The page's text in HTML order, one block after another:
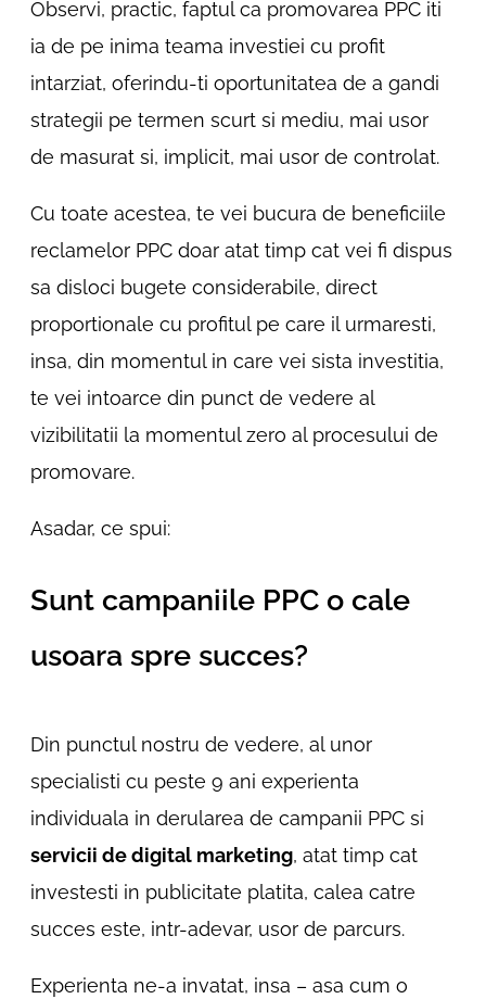
Observi, practic, faptul ca promovarea PPC iti
ia de pe inima teama investiei cu profit
intarziat, oferindu-ti oportunitatea de a gandi
strategii pe termen scurt si mediu, mai usor
de masurat si, implicit, mai usor de controlat.
Cu toate acestea, te vei bucura de beneficiile
reclamelor PPC doar atat timp cat vei fi dispus
sa disloci bugete considerabile, direct
proportionale cu profitul pe care il urmaresti,
insa, din momentul in care vei sista investitia,
te vei intoarce din punct de vedere al
vizibilitatii la momentul zero al procesului de
promovare.
Asadar, ce spui:
Sunt campaniile PPC o cale
usoara spre succes?
Din punctul nostru de vedere, al unor
specialisti cu peste 9 ani experienta
individuala in derularea de campanii PPC si
servicii de digital marketing, atat timp cat
investesti in publicitate platita, calea catre
succes este, intr-adevar, usor de parcurs.
Experienta ne-a invatat, insa – asa cum o